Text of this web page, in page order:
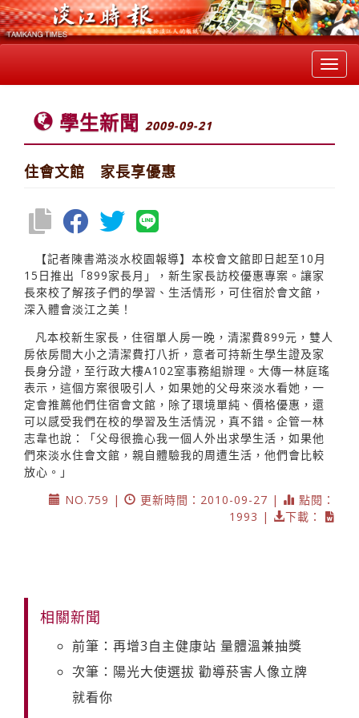
學生新聞 2009-09-21
住會文館 家長享優惠
【記者陳書澔淡水校園報導】本校會文館即日起至10月
15日推出「899家長月」，新生家長訪校優惠專案。讓家
長來校了解孩子們的學習、生活情形，可住宿於會文館，
深入體會淡江之美！
凡本校新生家長，住宿單人房一晚，清潔費899元，雙人
房依房間大小之清潔費打八折，意者可持新生學生證及家
長身分證，至行政大樓A102室事務組辦理。大傳一林庭瑤
表示，這個方案很吸引人，如果她的父母來淡水看她，一
定會推薦他們住宿會文館，除了環境單純、價格優惠，還
可以感受我們在校的學習及生活情況，真不錯。企管一林
志韋也說：「父母很擔心我一個人外出求學生活，如果他
們來淡水住會文館，親自體驗我的周遭生活，他們會比較
放心。」
NO.759 |
更新時間：2010-09-27 |
點閱：
1993 |
下載：
相關新聞
前筆：再增3自主健康站 量體溫兼抽獎
次筆：陽光大使選拔 勸導菸害人像立牌
就看你